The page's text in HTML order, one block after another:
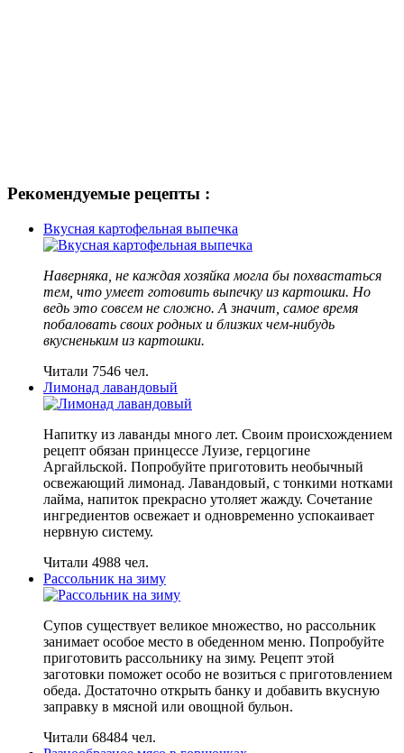
Рекомендуемые рецепты :
Вкусная картофельная выпечка
Наверняка, не каждая хозяйка могла бы похвастаться
тем, что умеет готовить выпечку из картошки. Но
ведь это совсем не сложно. А значит, самое время
побаловать своих родных и близких чем-нибудь
вкусненьким из картошки.
Читали 7546 чел.
Лимонад лавандовый
Напитку из лаванды много лет. Своим происхождением
рецепт обязан принцессе Луизе, герцогине
Аргайльской. Попробуйте приготовить необычный
освежающий лимонад. Лавандовый, с тонкими нотками
лайма, напиток прекрасно утоляет жажду. Сочетание
ингредиентов освежает и одновременно успокаивает
нервную систему.
Читали 4988 чел.
Рассольник на зиму
Супов существует великое множество, но рассольник
занимает особое место в обеденном меню. Попробуйте
приготовить рассольнику на зиму. Рецепт этой
заготовки поможет особо не возиться с приготовлением
обеда. Достаточно открыть банку и добавить вкусную
заправку в мясной или овощной бульон.
Читали 68484 чел.